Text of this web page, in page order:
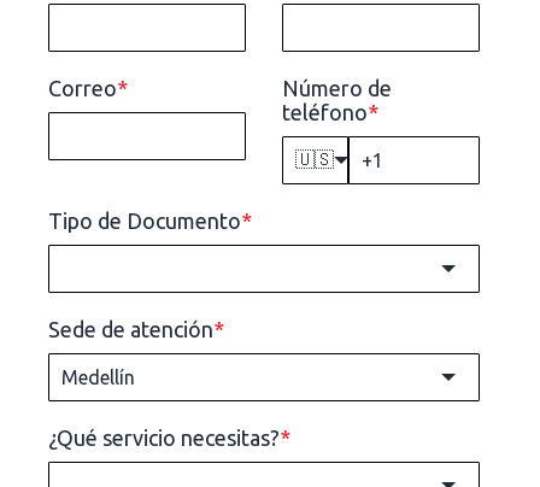
Correo*
Número de
teléfono*
🇺🇸
Tipo de Documento*
Sede de atención*
¿Qué servicio necesitas?*